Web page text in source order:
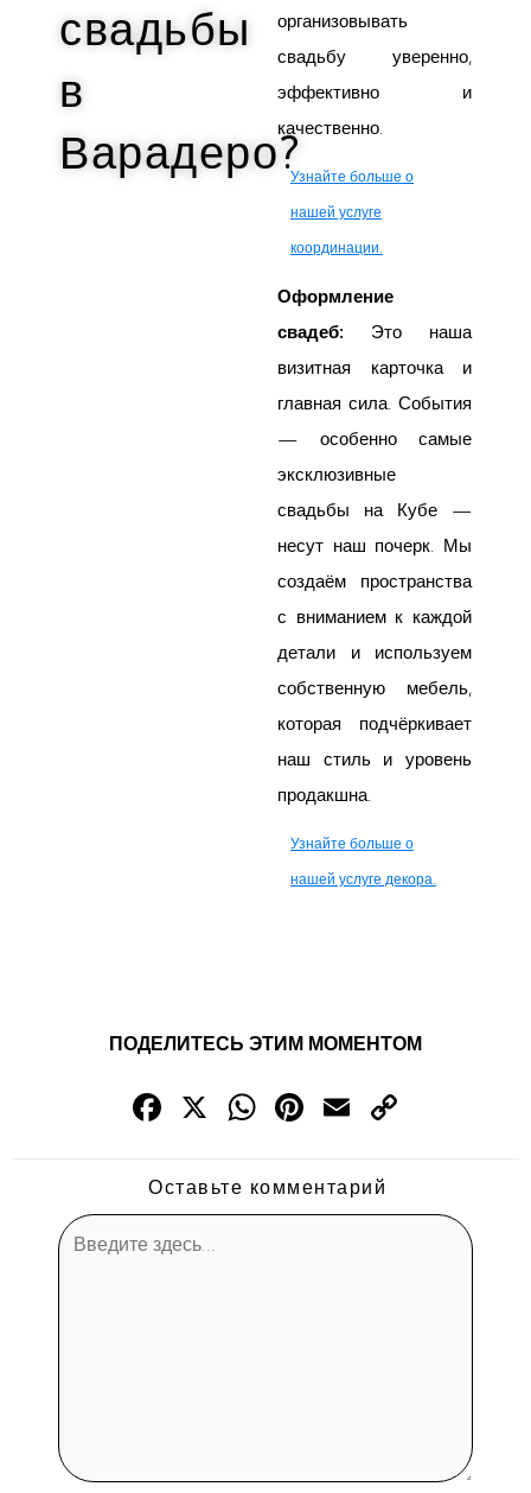
свадьбы
в
Варадеро?
организовывать
свадьбу уверенно,
эффективно и
качественно.
Узнайте больше о
нашей услуге
координации.
Оформление
свадеб: Это наша
визитная карточка и
главная сила. События
— особенно самые
эксклюзивные
свадьбы на Кубе —
несут наш почерк. Мы
создаём пространства
с вниманием к каждой
детали и используем
собственную мебель,
которая подчёркивает
наш стиль и уровень
продакшна.
Узнайте больше о
нашей услуге декора.
ПОДЕЛИТЕСЬ ЭТИМ МОМЕНТОМ
Fac
ok
Wha
p
Pint
t
Emai
Оставьте комментарий
Введите
здесь...